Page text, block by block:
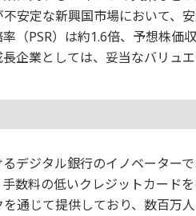
安定な新興国市場において、
（PSR）は約1.6倍、予想株価
企業としては、妥当なバリュエ
デジタル銀行のイノベーター
数料の低いクレジットカード
通じて提供しており、数百万